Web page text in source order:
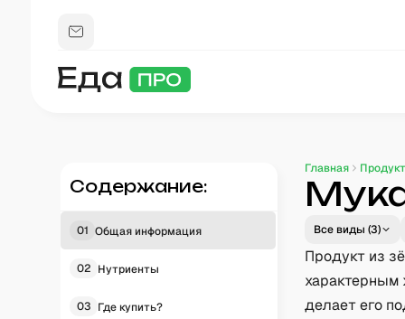
Содержание:
01 Общая информация
02 Нутриенты
03 Где купить?
Главная
Все виды (3)
Продукт из
характерным
делает его